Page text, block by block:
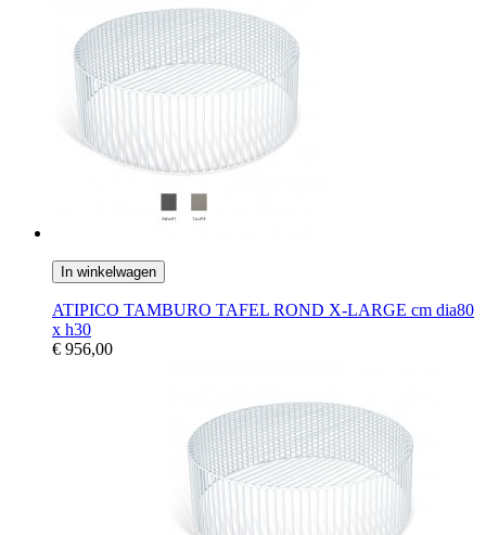
In winkelwagen
ATIPICO TAMBURO TAFEL ROND X-LARGE cm dia80
x h30
€ 956,00